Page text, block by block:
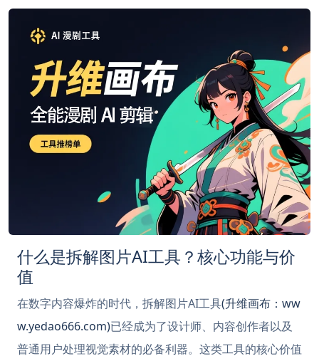
什么是拆解图片AI工具？核心功能与价
值
在数字内容爆炸的时代，拆解图片AI工具(升维画布：ww
w.yedao666.com)已经成为了设计师、内容创作者以及
普通用户处理视觉素材的必备利器。这类工具的核心价值